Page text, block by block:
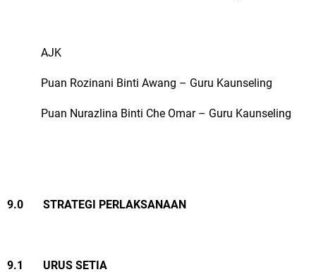
AJK
Puan Rozinani Binti Awang – Guru Kaunseling
Puan Nurazlina Binti Che Omar – Guru Kaunseling
9.0 STRATEGI PERLAKSANAAN
9.1 URUS SETIA